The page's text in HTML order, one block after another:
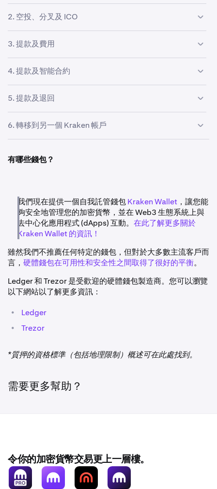
如果您將資金存入未列於您存款頁面上的 Kraken 地址，我
們將無法退還該筆資金。您有責任確保您存款的地址已列於
您的存款頁面上，並且您正在向其發送正確的加密貨幣。
2. 空投、分叉及 ICO
您將無法在您的 Kraken 帳戶中接收空投、潛在或提議的分
叉或 ICO 代幣
3. 提款及費用
提款的交易費用由我們的系統自動設定，無法更改。雖然我
們盡力包含一筆費用，以確保交易能在合理時間內確認，但
由於區塊鏈擁塞的不可預測性，我們無法保證這一點。
4. 提款及智能合約
如果發送地址的所有權與交易相關，請勿嘗試從 Kraken 提
取數位資產。
例如，如果您存入首次代幣發行 (ICO) 地址，Kraken 的熱
5. 提款及退回
如果您從 Kraken 提取數位資產至第三方，而該第三方將提
款退回至發送地址，則 Kraken 將無法追回這些資產。
存款頁面上的地址。
6. 轉移到另一個 Kraken 帳戶
Kraken 帳戶。
有哪些錢包？
我們現在提供一個自我託管錢包Kraken Wallet ，讓您能
夠安全地管理您的加密貨幣，並在 Web3 生態系統上與
去中心化應用程式 (dApps) 互動。 在此了解更多關於
Kraken Wallet 的資訊！
雖然我們不推薦任何特定的錢包，但對於大多數主流客戶而
言， 硬體錢包在可用性和安全性之間取得了很好的平衡。
Ledger 和 Trezor 是受歡迎的硬體錢包製造商。您可以瀏覽
以下網站以了解更多資訊：
• Ledger
• Trezor
*質押的資格標準（包括地理限制）概述可在此處找到。
需要更多幫助？
令你的加密貨幣交易更上一層樓。